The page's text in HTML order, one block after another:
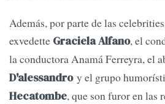
Además, por parte de las
exvedette Graciela Alfano, el
la conductora Anamá Ferreyra, el
D'alessandroy el grupo
Hecatombe, que son furor en las